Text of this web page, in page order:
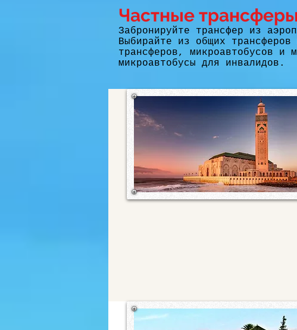
Частные
Забронируйте трансфер из
Выбирайте из общих
трансферов, микроавтобусов и
микроавтобусы для инвалидов.